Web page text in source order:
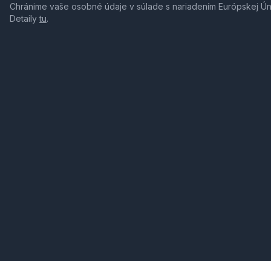
Chránime vaše osobné údaje v súlade s nariadením Európskej
Detailytu.